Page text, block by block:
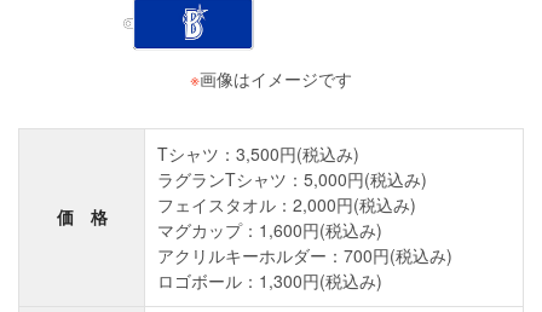
※画像はイメージです
価 格
Tシャツ：3,500円(税込み)
ラグランTシャツ：5,000円(税込み)
フェイスタオル：2,000円(税込み)
マグカップ：1,600円(税込み)
アクリルキーホルダー：700円(税込み)
ロゴボール：1,300円(税込み)